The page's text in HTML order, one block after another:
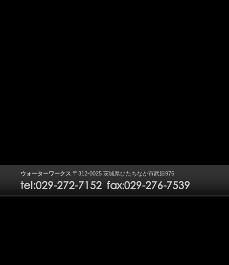
ウォーターワークス 〒312-0025 茨城県ひたちなか市武田976